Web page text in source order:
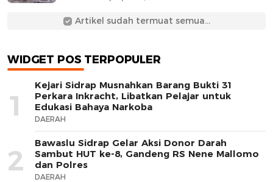
Artikel sudah termuat semua...
WIDGET POS TERPOPULER
1
Kejari Sidrap Musnahkan Barang Bukti 31
Perkara Inkracht, Libatkan Pelajar untuk
Edukasi Bahaya Narkoba
DAERAH
2
Bawaslu Sidrap Gelar Aksi Donor Darah
Sambut HUT ke-8, Gandeng RS Nene Mallomo
dan Polres
DAERAH